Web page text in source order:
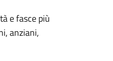
e fasce più
anziani,